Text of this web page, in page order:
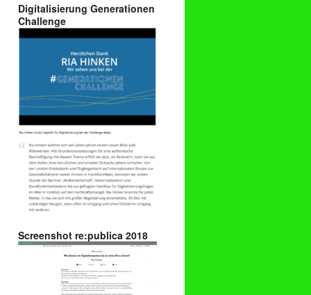
Digitalisierung Generationen
Challenge
Screenshot re:publica 2018